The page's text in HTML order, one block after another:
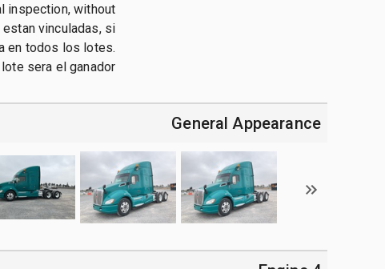
inspection, without
vinculadas, si
en todos los lotes.
sera el ganador
General Appearance